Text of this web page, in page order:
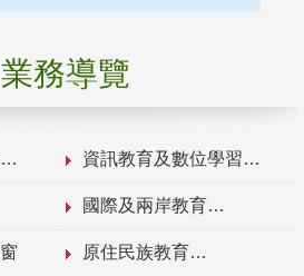
業務導覽
資訊教育及數位學習
國際及兩岸教育
原住民族教育